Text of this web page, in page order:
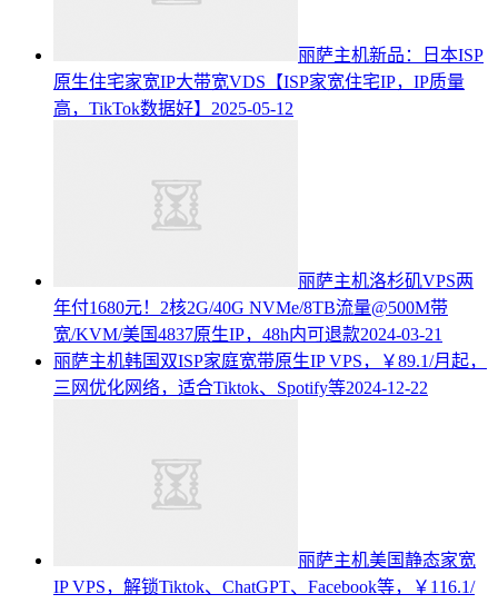
丽萨主机新品：日本ISP
原生住宅家宽IP大带宽VDS【ISP家宽住宅IP，IP质量
高，TikTok数据好】 2025-05-12
丽萨主机洛杉矶VPS两
年付1680元！2核2G/40G NVMe/8TB流量@500M带
宽/KVM/美国4837原生IP，48h内可退款2024-03-21
丽萨主机韩国双ISP家庭宽带原生IP VPS，￥89.1/月起，
三网优化网络，适合Tiktok、Spotify等2024-12-22
丽萨主机美国静态家宽
IP VPS，解锁Tiktok、ChatGPT、Facebook等，￥116.1/